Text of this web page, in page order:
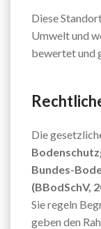
Diese
Umwelt und
bewertet und
Die
Bundes-
(BBodSchV,
Sie regeln
geben den